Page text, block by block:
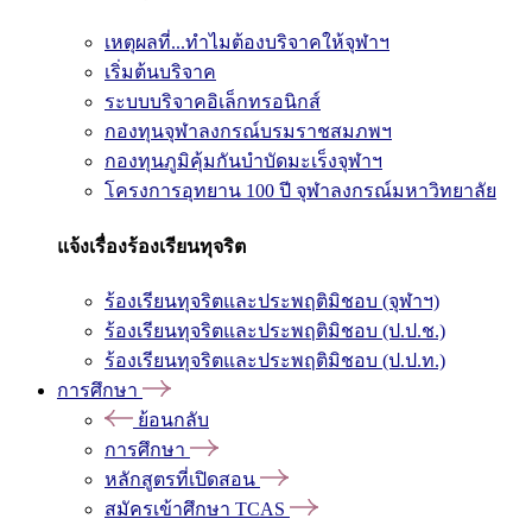
เหตุผลที่...ทำไมต้องบริจาคให้จุฬาฯ
เริ่มต้นบริจาค
ระบบบริจาคอิเล็กทรอนิกส์
กองทุนจุฬาลงกรณ์บรมราชสมภพฯ
กองทุนภูมิคุ้มกันบำบัดมะเร็งจุฬาฯ
โครงการอุทยาน 100 ปี จุฬาลงกรณ์มหาวิทยาลัย
แจ้งเรื่องร้องเรียนทุจริต
ร้องเรียนทุจริตและประพฤติมิชอบ (จุฬาฯ)
ร้องเรียนทุจริตและประพฤติมิชอบ (ป.ป.ช.)
ร้องเรียนทุจริตและประพฤติมิชอบ (ป.ป.ท.)
การศึกษา
ย้อนกลับ
การศึกษา
หลักสูตรที่เปิดสอน
สมัครเข้าศึกษา TCAS